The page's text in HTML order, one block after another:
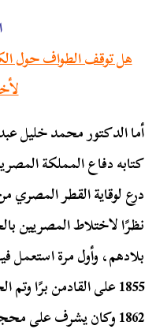
كتابه دفاع المملكة
درع لوقاية القطر المصري
نظرًا لاختلاط المصريين
بلادهم، وأول مرة استعمل
1855 على القادمن برًا
1862 وكان يشرف على